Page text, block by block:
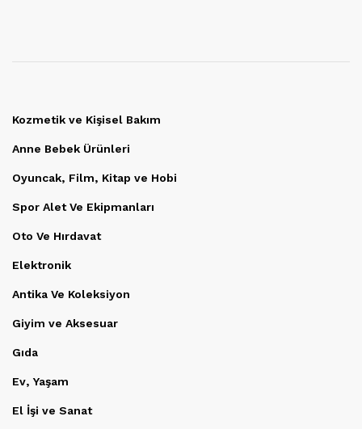
Kozmetik ve Kişisel Bakım
Anne Bebek Ürünleri
Oyuncak, Film, Kitap ve Hobi
Spor Alet Ve Ekipmanları
Oto Ve Hırdavat
Elektronik
Antika Ve Koleksiyon
Giyim ve Aksesuar
Gıda
Ev, Yaşam
El İşi ve Sanat